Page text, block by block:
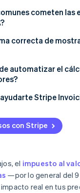
cometen las
correcta de
automatizar el
Stripe
con Stripe
el impuesto al
—por lo general del 9
real en tus